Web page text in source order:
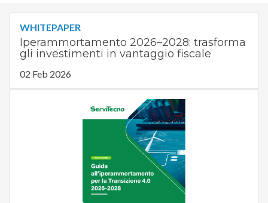
WHITEPAPER
Iperammortamento 2026–2028: trasforma
gli investimenti in vantaggio fiscale
02 Feb 2026